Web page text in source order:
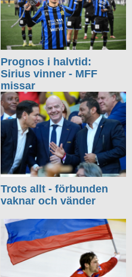
Prognos i halvtid:
Sirius vinner - MFF
missar
Trots allt - förbunden
vaknar och vänder